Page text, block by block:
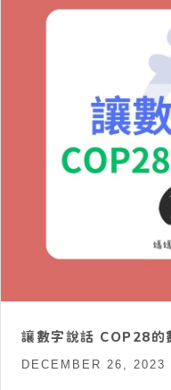
讓數字說話
DECEMBER 26, 2023